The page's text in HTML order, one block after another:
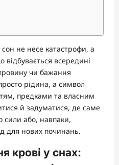
не несе катастрофи, а
відбувається всередині
чи бажання
рідина, а символ
предками та власним
й задуматися, де саме
сили або, навпаки,
для нових починань.
крові у снах: